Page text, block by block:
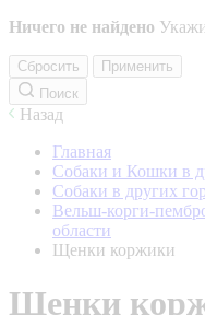
Ничего не найдено
Сбросить
Применить
Поиск
Назад
Главная
Собаки и Кошки в
Собаки в других
Вельш-корги-
области
Щенки коржики
Щенки